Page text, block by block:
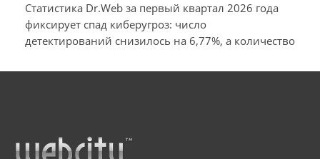
Статистика Dr.Web за первый квартал 2026 года
фиксирует спад киберугроз: число
детектирований снизилось на 6,77%, а количество
конца прошлого года. Лидерами по